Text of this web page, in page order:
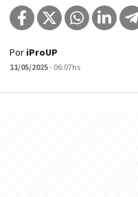
Por iProUP
11/05/2025- 06:07hs